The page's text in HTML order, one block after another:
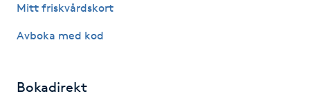
Mitt friskvårdskort
Avboka med kod
Bokadirekt